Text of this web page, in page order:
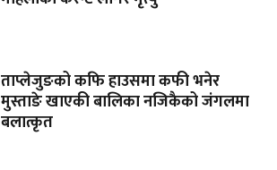
ताप्लेजुङको कफि हाउसमा कफी भनेर
मुस्ताङे खाएकी बालिका नजिकैको जंगलमा
बलात्कृत